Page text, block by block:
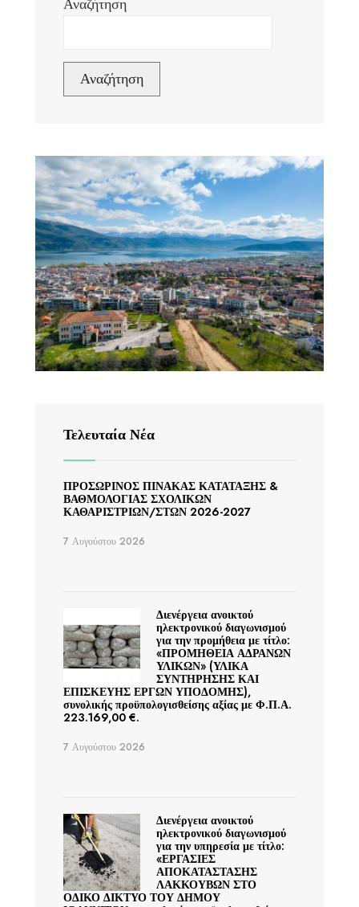
Αναζήτηση
Τελευταία Νέα
ΠΡΟΣΩΡΙΝΟΣ ΠΙΝΑΚΑΣ ΚΑΤΑΤΑΞΗΣ &
ΒΑΘΜΟΛΟΓΙΑΣ ΣΧΟΛΙΚΩΝ
ΚΑΘΑΡΙΣΤΡΙΩΝ/ΣΤΩΝ 2026-2027
7 Αυγούστου 2026
Διενέργεια ανοικτού
ηλεκτρονικού διαγωνισμού
για την προμήθεια με τίτλο:
«ΠΡΟΜΗΘΕΙΑ ΑΔΡΑΝΩΝ
ΥΛΙΚΩΝ» (ΥΛΙΚΑ
ΣΥΝΤΗΡΗΣΗΣ ΚΑΙ
ΕΠΙΣΚΕΥΗΣ ΕΡΓΩΝ ΥΠΟΔΟΜΗΣ),
συνολικής προϋπολογισθείσης αξίας με Φ.Π.Α.
223.169,00 €.
7 Αυγούστου 2026
Διενέργεια ανοικτού
ηλεκτρονικού διαγωνισμού
για την υπηρεσία με τίτλο:
«ΕΡΓΑΣΙΕΣ
ΑΠΟΚΑΤΑΣΤΑΣΗΣ
ΛΑΚΚΟΥΒΩΝ ΣΤΟ
ΟΔΙΚΟ ΔΙΚΤΥΟ ΤΟΥ ΔΗΜΟΥ